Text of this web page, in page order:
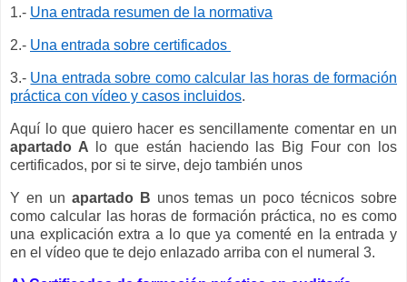
1.- Una entrada resumen de la normativa
2.- Una entrada sobre certificados
3.- Una entrada sobre como calcular las horas de formación
práctica con vídeo y casos incluidos.
Aquí lo que quiero hacer es sencillamente comentar en un
apartado A lo que están haciendo las Big Four con los
certificados, por si te sirve, dejo también unos
Y en un apartado B unos temas un poco técnicos sobre
como calcular las horas de formación práctica, no es como
una explicación extra a lo que ya comenté en la entrada y
en el vídeo que te dejo enlazado arriba con el numeral 3.